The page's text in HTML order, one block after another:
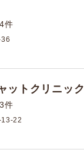
4件
トクリニック
3件
13-22